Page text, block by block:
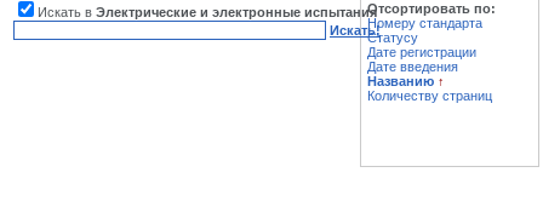
Искать в Электрические и электронные испытания
Искать!
Отсортировать по:
Номеру стандарта
Статусу
Дате регистрации
Дате введения
Названию ↑
Количеству страниц